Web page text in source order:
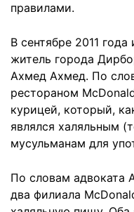
правилами.
В сентябре 2011
житель города
Ахмед Ахмед. По
рестораном
курицей, который,
являлся халяльным
мусульманам для
По словам адвоката
два филиала